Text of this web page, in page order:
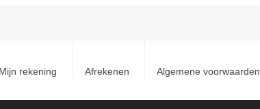
Mijn rekening Afrekenen Algemene voorwaarden